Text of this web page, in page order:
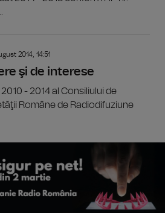
2014, 14:51
şi de interese
- 2014 al Consiliului de
Române de Radiodifuziune